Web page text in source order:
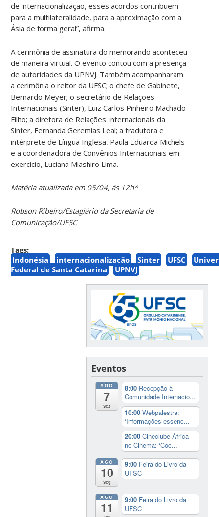
de internacionalização, esses acordos contribuem
para a multilateralidade, para a aproximação com a
Ásia de forma geral”, afirma.
A cerimônia de assinatura do memorando aconteceu
de maneira virtual. O evento contou com a presença
de autoridades da UPNVJ. Também acompanharam
a cerimônia o reitor da UFSC; o chefe de Gabinete,
Bernardo Meyer; o secretário de Relações
Internacionais (Sinter), Luiz Carlos Pinheiro Machado
Filho; a diretora de Relações Internacionais da
Sinter, Fernanda Geremias Leal; a tradutora e
intérprete de Língua Inglesa, Paula Eduarda Michels
e a coordenadora de Convênios Internacionais em
exercício, Luciana Miashiro Lima.
Matéria atualizada em 05/04, ás 12h*
Robson Ribeiro/Estagiário da Secretaria de
Comunicação/UFSC
Tags:
Indonésia
internacionalização Sinter UFSC
Federal de Santa Catarina
UPNVJ
Eventos
AGO
7
sex
8:00 Recepção à
Comunidade Internacio...
10:00Webpalestra:
‘Informações essenc...
20:00Cineclube África
no Cinema: ‘Coc...
AGO
10
seg
9:00 Feira do Livro da
UFSC
AGO
11
9:00 Feira do Livro da
UFSC